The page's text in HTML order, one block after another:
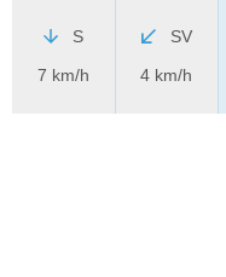
S
7 km/h
SV
4 km/h